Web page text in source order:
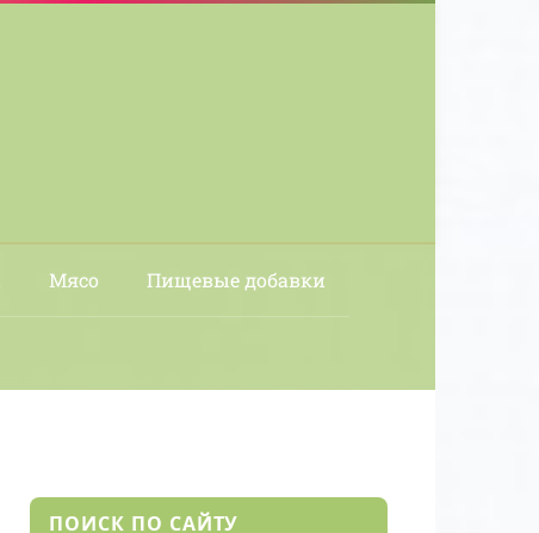
Мясо Пищевые добавки
ПОИСК ПО САЙТУ